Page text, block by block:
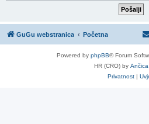
GuGu webstranica Početna
Powered by phpBB® Forum
HR (CRO) by
Privatnost |